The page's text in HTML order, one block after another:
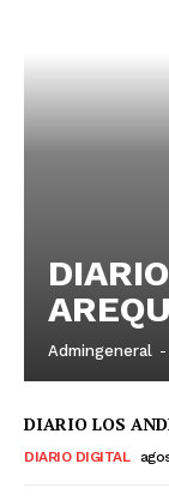
Admingeneral -
DIARIO LOS
DIARIO DIGITAL